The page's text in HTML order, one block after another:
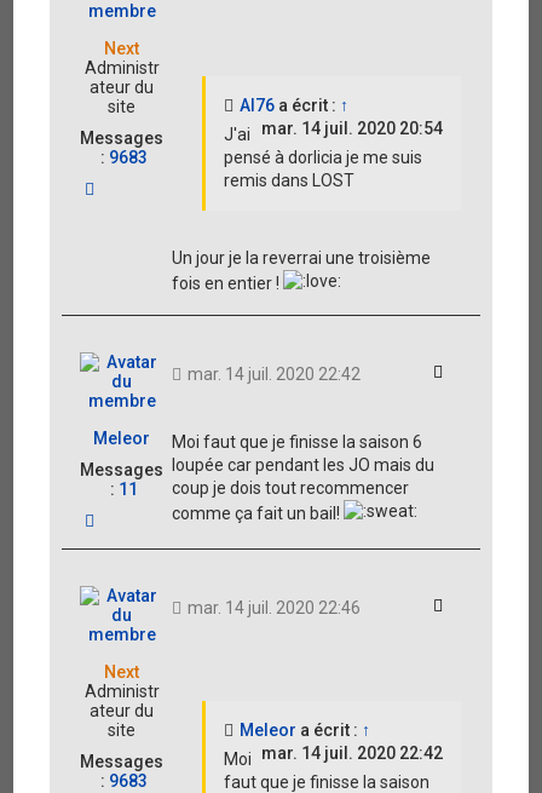
Next
Administr
ateur du
site
Messages
: 9683
Al76a écrit : ↑
mar. 14 juil. 2020 20:54
J'ai
pensé à dorlicia je me suis
remis dans LOST
Un jour je la reverrai une troisième
fois en entier !
Meleor
Messages
: 11
mar. 14 juil. 2020 22:42
Moi faut que je finisse la saison 6
loupée car pendant les JO mais du
coup je dois tout recommencer
comme ça fait un bail!
Next
Administr
ateur du
site
Messages
: 9683
mar. 14 juil. 2020 22:46
Meleor a écrit : ↑
mar. 14 juil. 2020 22:42
Moi
faut que je finisse la saison